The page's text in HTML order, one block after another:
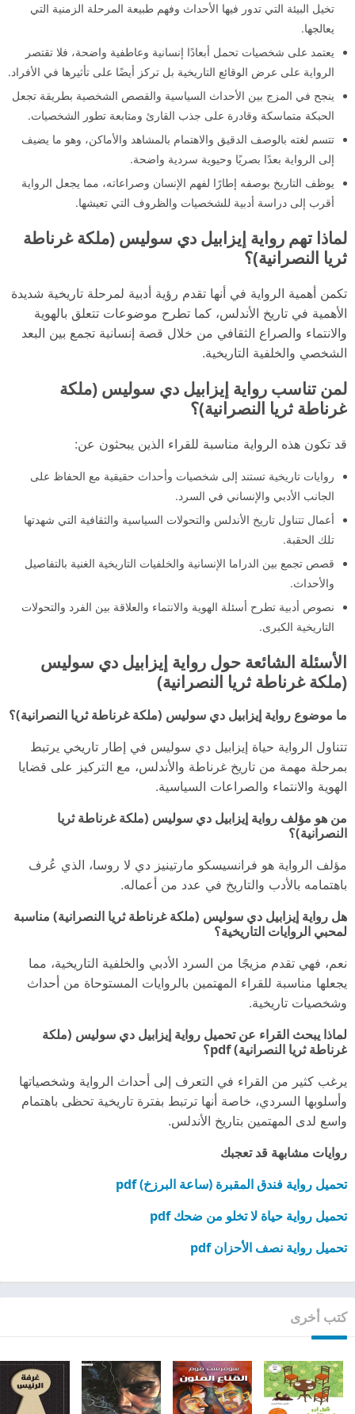
تخيل البيئة التي تدور فيها الأحداث وفهم طبيعة المرحلة الزمنية التي
يعالجها.
يعتمد على شخصيات تحمل أبعادًا إنسانية وعاطفية واضحة، فلا تقتصر
الرواية على عرض الوقائع التاريخية بل تركز أيضًا على تأثيرها في الأفراد.
ينجح في المزج بين الأحداث السياسية والقصص الشخصية بطريقة تجعل
الحبكة متماسكة وقادرة على جذب القارئ ومتابعة تطور الشخصيات.
تتسم لغته بالوصف الدقيق والاهتمام بالمشاهد والأماكن، وهو ما يضيف
إلى الرواية بعدًا بصريًا وحيوية سردية واضحة.
يوظف التاريخ بوصفه إطارًا لفهم الإنسان وصراعاته، مما يجعل الرواية
أقرب إلى دراسة أدبية للشخصيات والظروف التي تعيشها.
لماذا تهم رواية إيزابيل دي سوليس (ملكة غرناطة
ثريا النصرانية)؟
تكمن أهمية الرواية في أنها تقدم رؤية أدبية لمرحلة تاريخية شديدة
الأهمية في تاريخ الأندلس، كما تطرح موضوعات تتعلق بالهوية
والانتماء والصراع الثقافي من خلال قصة إنسانية تجمع بين البعد
الشخصي والخلفية التاريخية.
لمن تناسب رواية إيزابيل دي سوليس (ملكة
غرناطة ثريا النصرانية)؟
قد تكون هذه الرواية مناسبة للقراء الذين يبحثون عن:
روايات تاريخية تستند إلى شخصيات وأحداث حقيقية مع الحفاظ على
الجانب الأدبي والإنساني في السرد.
أعمال تتناول تاريخ الأندلس والتحولات السياسية والثقافية التي شهدتها
تلك الحقبة.
قصص تجمع بين الدراما الإنسانية والخلفيات التاريخية الغنية بالتفاصيل
والأحداث.
نصوص أدبية تطرح أسئلة الهوية والانتماء والعلاقة بين الفرد والتحولات
التاريخية الكبرى.
الأسئلة الشائعة حول رواية إيزابيل دي سوليس
(ملكة غرناطة ثريا النصرانية)
ما موضوع رواية إيزابيل دي سوليس (ملكة غرناطة ثريا النصرانية)؟
تتناول الرواية حياة إيزابيل دي سوليس في إطار تاريخي يرتبط
بمرحلة مهمة من تاريخ غرناطة والأندلس، مع التركيز على قضايا
الهوية والانتماء والصراعات السياسية.
من هو مؤلف رواية إيزابيل دي سوليس (ملكة غرناطة ثريا
النصرانية)؟
مؤلف الرواية هو فرانسيسكو مارتينيز دي لا روسا، الذي عُرف
باهتمامه بالأدب والتاريخ في عدد من أعماله.
هل رواية إيزابيل دي سوليس (ملكة غرناطة ثريا النصرانية) مناسبة
لمحبي الروايات التاريخية؟
نعم، فهي تقدم مزيجًا من السرد الأدبي والخلفية التاريخية، مما
يجعلها مناسبة للقراء المهتمين بالروايات المستوحاة من أحداث
وشخصيات تاريخية.
لماذا يبحث القراء عن تحميل رواية إيزابيل دي سوليس (ملكة
غرناطة ثريا النصرانية) pdf؟
يرغب كثير من القراء في التعرف إلى أحداث الرواية وشخصياتها
وأسلوبها السردي، خاصة أنها ترتبط بفترة تاريخية تحظى باهتمام
واسع لدى المهتمين بتاريخ الأندلس.
روايات مشابهة قد تعجبك
تحميل رواية فندق المقبرة (ساعة البرزخ) pdf
تحميل رواية حياة لا تخلو من ضحك pdf
تحميل رواية نصف الأحزان pdf
كتب أخرى